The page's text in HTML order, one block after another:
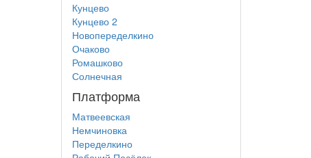
Кунцево
Кунцево 2
Новопеределкино
Очаково
Ромашково
Солнечная
Платформа
Матвеевская
Немчиновка
Переделкино